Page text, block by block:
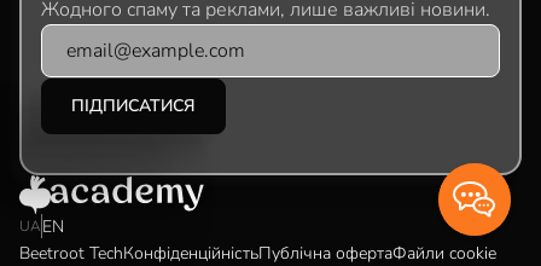
Жодного спаму та реклами, лише важливі новини.
Beetroot TechКонфіденційністьПублічна офертаФайли cookie
UAEN